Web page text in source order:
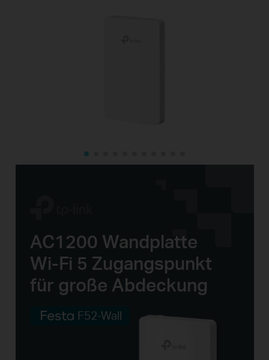
AC1200 Wandplatte
Wi-Fi 5 Zugangspunkt
für große Abdeckung
F52-Wall